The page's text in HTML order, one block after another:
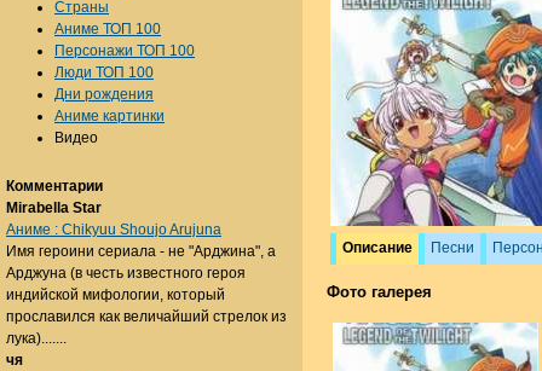
Описание Песни
Фото галерея
Страны
Аниме ТОП 100
Персонажи ТОП 100
Люди ТОП 100
Дни рождения
Аниме картинки
Видео
Комментарии
Mirabella Star
Аниме : Chikyuu Shoujo Arujuna
Имя героини сериала - не "Арджина", а
Арджуна (в честь известного героя
индийской мифологии, который
прославился как величайший стрелок из
лука).......
чя